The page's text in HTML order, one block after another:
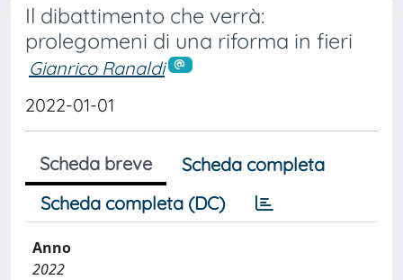
Il dibattimento che verrà:
prolegomeni di una riforma in fieri
Gianrico Ranaldi
2022-01-01
Scheda breve
Scheda completa
Scheda completa (DC)
Anno
2022